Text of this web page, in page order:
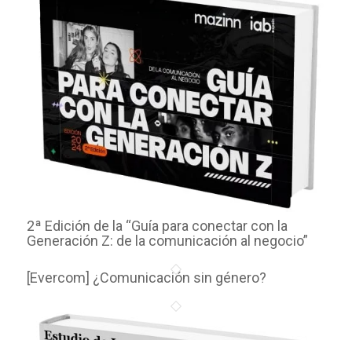
2ª Edición de la “Guía para conectar con la
Generación Z: de la comunicación al negocio”
[Evercom] ¿Comunicación sin género?